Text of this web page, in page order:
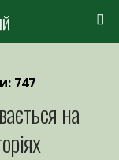
747
на